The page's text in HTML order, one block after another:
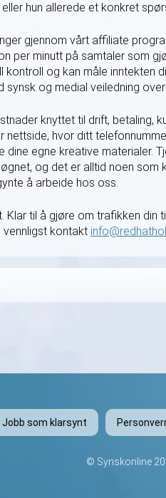
eller hun allerede et konkret
gjennom vårt affiliate
per minutt på samtaler som
kontroll og kan måle inntekten
synsk og medial veiledning
knyttet til drift, betaling,
nettside, hvor ditt
dine egne kreative materialer.
og det er alltid noen
å arbeide hos oss.
Klar til å gjøre om trafikken din
vennligst kontakt
Jobb som klarsynt
© Synskonline